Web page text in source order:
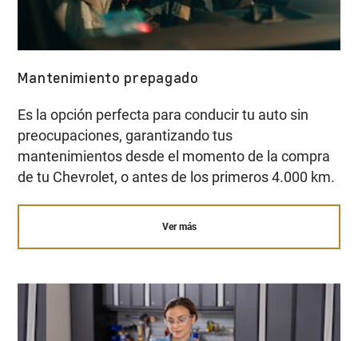
Mantenimiento prepagado
Es la opción perfecta para conducir tu auto sin
preocupaciones, garantizando tus
mantenimientos desde el momento de la compra
de tu Chevrolet, o antes de los primeros 4.000 km.
Ver más